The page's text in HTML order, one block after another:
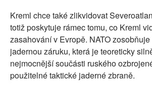
Kreml chce také zlikvidovat
totiž poskytuje rámec tomu, co Kreml
zasahování v Evropě. NATO
jadernou záruku, která je teoreticky
nejmocnější součásti ruského
použitelné taktické jaderné zbraně.